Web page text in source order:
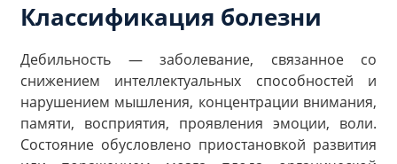
Классификация болезни
Дебильность — заболевание, связанное со
снижением интеллектуальных способностей и
нарушением мышления, концентрации внимания,
памяти, восприятия, проявления эмоции, воли.
Состояние обусловлено приостановкой развития